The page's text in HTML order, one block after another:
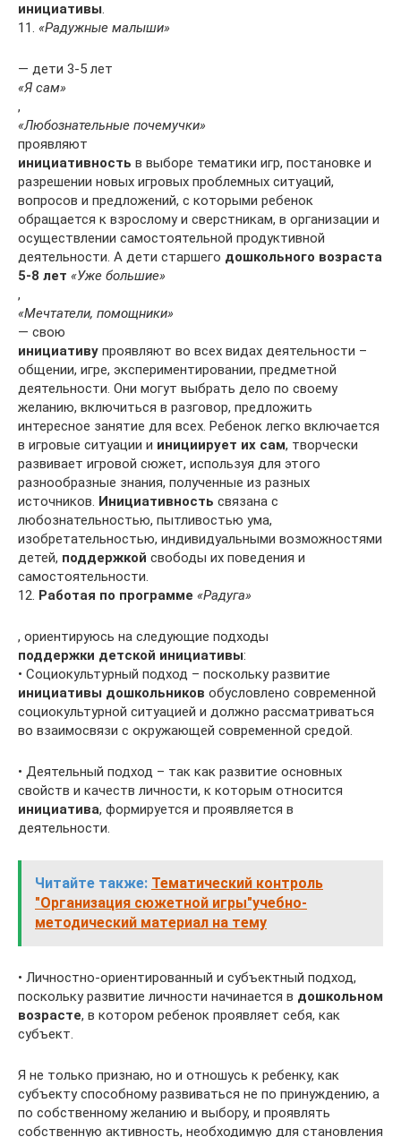
инициативы.
11. «Радужные малыши»
— дети 3-5 лет
«Я сам»
,
«Любознательные почемучки»
проявляют
инициативность в выборе тематики игр, постановке и
разрешении новых игровых проблемных ситуаций,
вопросов и предложений, с которыми ребенок
обращается к взрослому и сверстникам, в организации и
осуществлении самостоятельной продуктивной
деятельности. А дети старшего дошкольного возраста
5-8 лет «Уже большие»
,
«Мечтатели, помощники»
— свою
инициативу проявляют во всех видах деятельности –
общении, игре, экспериментировании, предметной
деятельности. Они могут выбрать дело по своему
желанию, включиться в разговор, предложить
интересное занятие для всех. Ребенок легко включается
в игровые ситуации и инициирует их сам, творчески
развивает игровой сюжет, используя для этого
разнообразные знания, полученные из разных
источников. Инициативность связана с
любознательностью, пытливостью ума,
изобретательностью, индивидуальными возможностями
детей, поддержкой свободы их поведения и
самостоятельности.
12. Работая по программе «Радуга»
, ориентируюсь на следующие подходы
поддержки детской инициативы:
• Социокультурный подход – поскольку развитие
инициативы дошкольников обусловлено современной
социокультурной ситуацией и должно рассматриваться
во взаимосвязи с окружающей современной средой.
• Деятельный подход – так как развитие основных
свойств и качеств личности, к которым относится
инициатива, формируется и проявляется в
деятельности.
Читайте также: Тематический контроль
"Организация сюжетной игры"учебно-
методический материал на тему
• Личностно-ориентированный и субъектный подход,
поскольку развитие личности начинается в дошкольном
возрасте, в котором ребенок проявляет себя, как
субъект.
Я не только признаю, но и отношусь к ребенку, как
субъекту способному развиваться не по принуждению, а
по собственному желанию и выбору, и проявлять
собственную активность, необходимую для становления